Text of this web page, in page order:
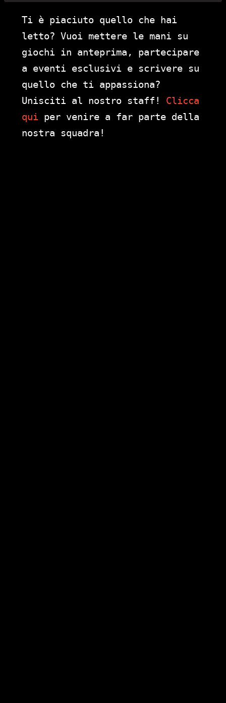
Ti è piaciuto quello che hai
letto? Vuoi mettere le mani su
giochi in anteprima, partecipare
a eventi esclusivi e scrivere su
quello che ti appassiona?
Unisciti al nostro staff! Clicca
qui per venire a far parte della
nostra squadra!